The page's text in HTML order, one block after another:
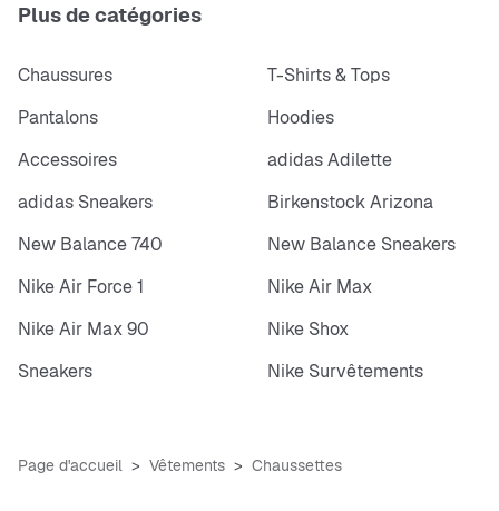
Plus de catégories
Chaussures
T-Shirts & Tops
Pantalons
Hoodies
Accessoires
adidas Adilette
adidas Sneakers
Birkenstock Arizona
New Balance 740
New Balance Sneakers
Nike Air Force 1
Nike Air Max
Nike Air Max 90
Nike Shox
Sneakers
Nike Survêtements
Page d'accueil Vêtements Chaussettes